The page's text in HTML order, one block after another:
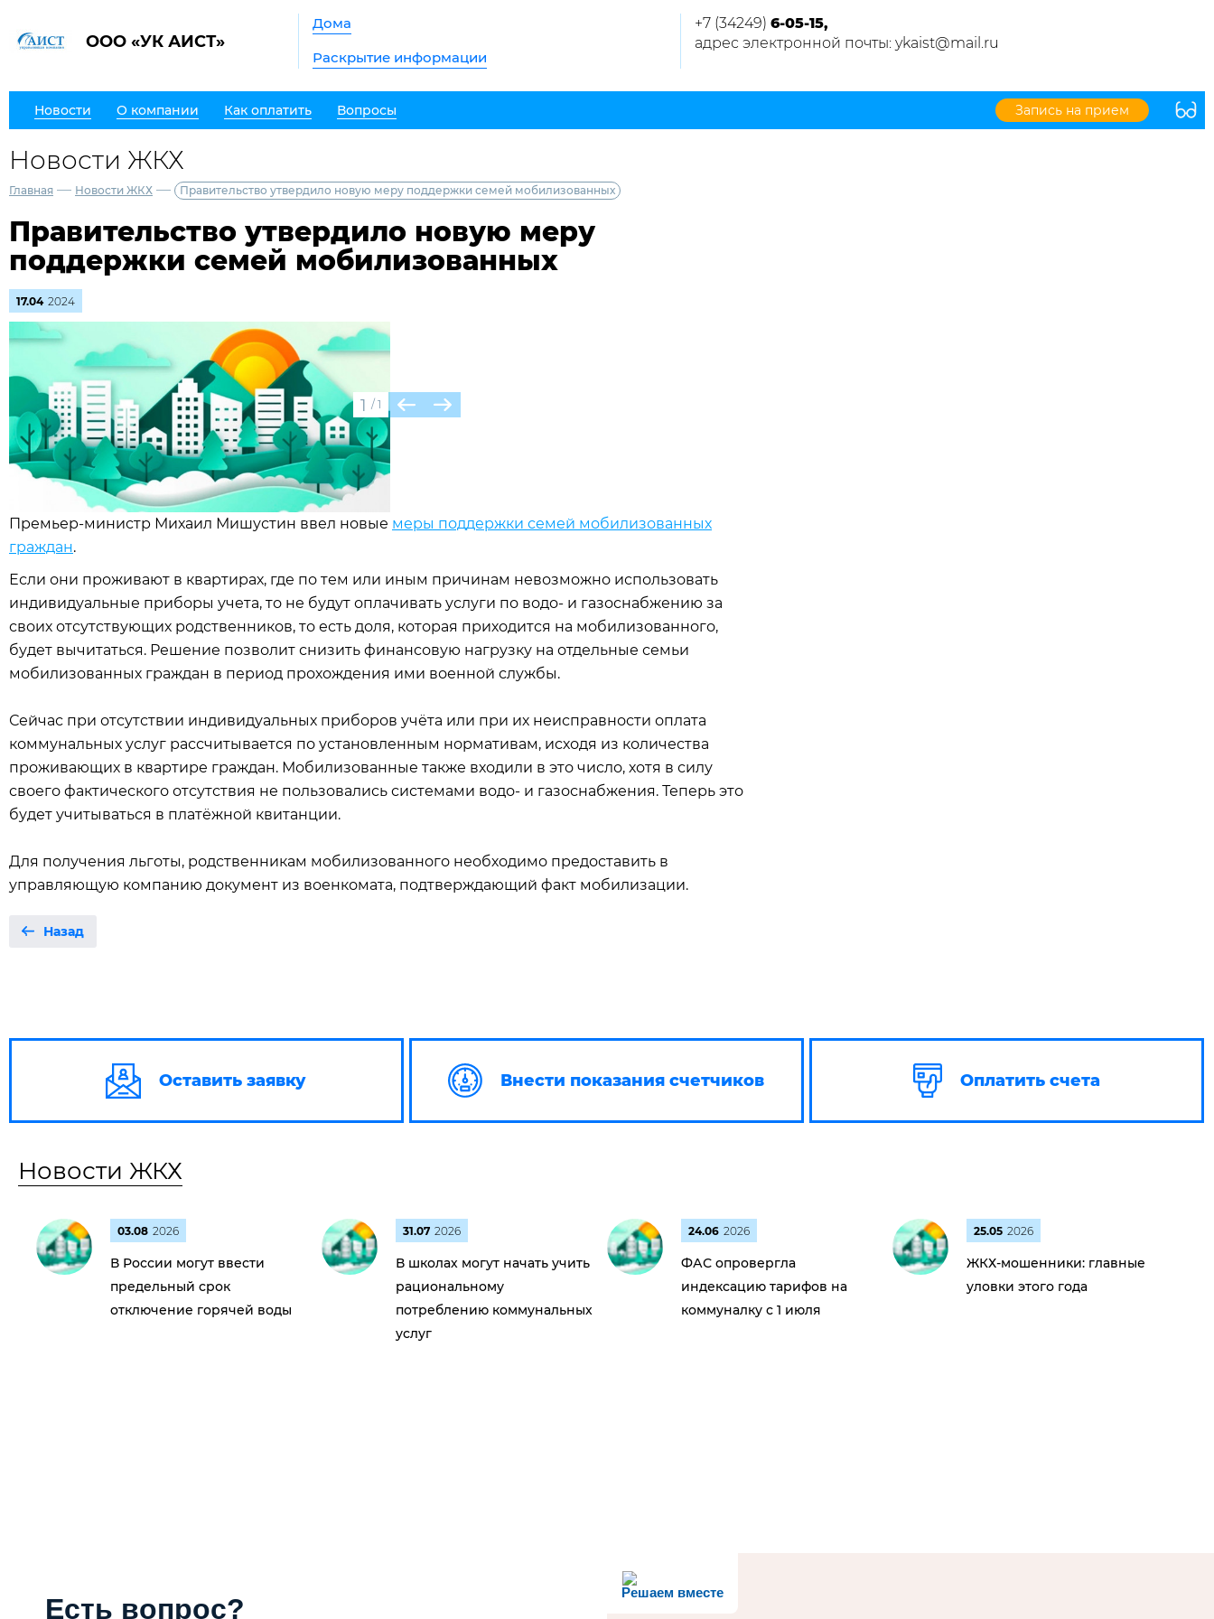
ООО «УК АИСТ»
Дома
Раскрытие информации
+7 (34249) 6-05-15,
адрес электронной почты: ykaist@mail.ru
Новости О компании Как оплатить Вопросы Запись на прием
Новости ЖКХ
Главная — Новости ЖКХ — Правительство утвердило новую меру поддержки семей мобилизованных
Правительство утвердило новую меру
поддержки семей мобилизованных
17.04 2024
1 / 1
Премьер-министр Михаил Мишустин ввел новые меры поддержки семей мобилизованных
граждан.
Если они проживают в квартирах, где по тем или иным причинам невозможно использовать
индивидуальные приборы учета, то не будут оплачивать услуги по водо- и газоснабжению за
своих отсутствующих родственников, то есть доля, которая приходится на мобилизованного,
будет вычитаться. Решение позволит снизить финансовую нагрузку на отдельные семьи
мобилизованных граждан в период прохождения ими военной службы.
Сейчас при отсутствии индивидуальных приборов учёта или при их неисправности оплата
коммунальных услуг рассчитывается по установленным нормативам, исходя из количества
проживающих в квартире граждан. Мобилизованные также входили в это число, хотя в силу
своего фактического отсутствия не пользовались системами водо- и газоснабжения. Теперь это
будет учитываться в платёжной квитанции.
Для получения льготы, родственникам мобилизованного необходимо предоставить в
управляющую компанию документ из военкомата, подтверждающий факт мобилизации.
Назад
Оставить заявку Внести показания счетчиков Оплатить счета
Новости ЖКХ
03.08 2026
В России могут ввести
предельный срок
отключение горячей воды
31.07 2026
В школах могут начать учить
рациональному
потреблению коммунальных
услуг
24.06 2026
ФАС опровергла
индексацию тарифов на
коммуналку с 1 июля
25.05 2026
ЖКХ-мошенники: главные
уловки этого года
Решаем вместе
Есть вопрос?